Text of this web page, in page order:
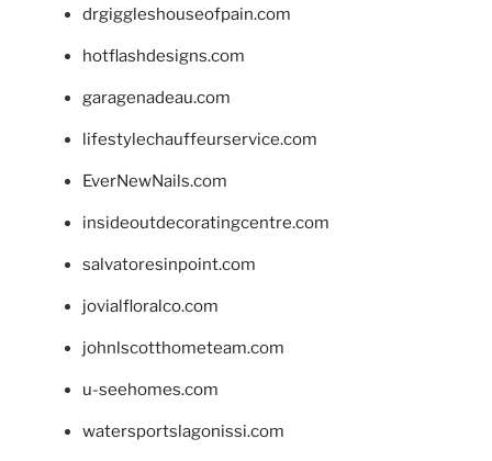
drgiggleshouseofpain.com
hotflashdesigns.com
garagenadeau.com
lifestylechauffeurservice.com
EverNewNails.com
insideoutdecoratingcentre.com
salvatoresinpoint.com
jovialfloralco.com
johnlscotthometeam.com
u-seehomes.com
watersportslagonissi.com